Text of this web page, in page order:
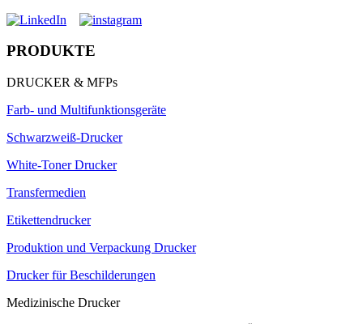
PRODUKTE
DRUCKER & MFPs
Farb- und Multifunktionsgeräte
Schwarzweiß-Drucker
White-Toner Drucker
Transfermedien
Etikettendrucker
Produktion und Verpackung Drucker
Drucker für Beschilderungen
Medizinische Drucker